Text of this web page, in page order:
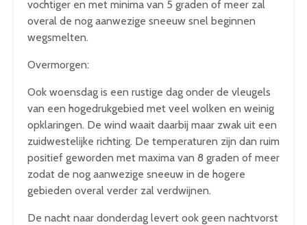
vochtiger en met minima van 5 graden of meer zal
overal de nog aanwezige sneeuw snel beginnen
wegsmelten.
Overmorgen:
Ook woensdag is een rustige dag onder de vleugels
van een hogedrukgebied met veel wolken en weinig
opklaringen. De wind waait daarbij maar zwak uit een
zuidwestelijke richting. De temperaturen zijn dan ruim
positief geworden met maxima van 8 graden of meer
zodat de nog aanwezige sneeuw in de hogere
gebieden overal verder zal verdwijnen.
De nacht naar donderdag levert ook geen nachtvorst